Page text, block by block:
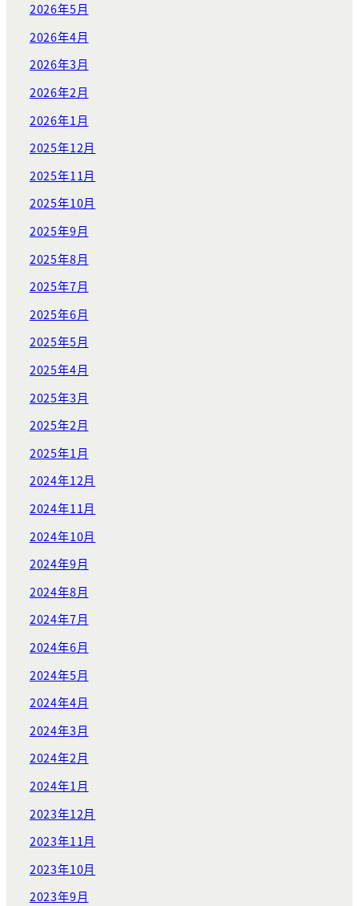
2026年5月
2026年4月
2026年3月
2026年2月
2026年1月
2025年12月
2025年11月
2025年10月
2025年9月
2025年8月
2025年7月
2025年6月
2025年5月
2025年4月
2025年3月
2025年2月
2025年1月
2024年12月
2024年11月
2024年10月
2024年9月
2024年8月
2024年7月
2024年6月
2024年5月
2024年4月
2024年3月
2024年2月
2024年1月
2023年12月
2023年11月
2023年10月
2023年9月